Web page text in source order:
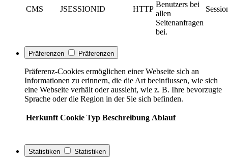
CMS JSESSIONID HTTP
Benutzers bei
allen
Seitenanfragen
bei.
Präferenzen Präferenzen
Präferenz-Cookies ermöglichen einer Webseite sich an
Informationen zu erinnern, die die Art beeinflussen, wie sich
eine Webseite verhält oder aussieht, wie z. B. Ihre bevorzugte
Sprache oder die Region in der Sie sich befinden.
Herkunft Cookie Typ Beschreibung Ablauf
Statistiken Statistiken